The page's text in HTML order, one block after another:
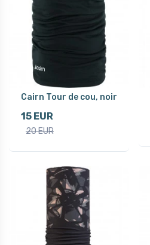
Cairn Tour de cou, noir
15 EUR
20 EUR